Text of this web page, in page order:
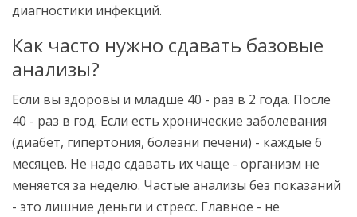
диагностики инфекций.
Как часто нужно сдавать базовые
анализы?
Если вы здоровы и младше 40 - раз в 2 года. После
40 - раз в год. Если есть хронические заболевания
(диабет, гипертония, болезни печени) - каждые 6
месяцев. Не надо сдавать их чаще - организм не
меняется за неделю. Частые анализы без показаний
- это лишние деньги и стресс. Главное - не